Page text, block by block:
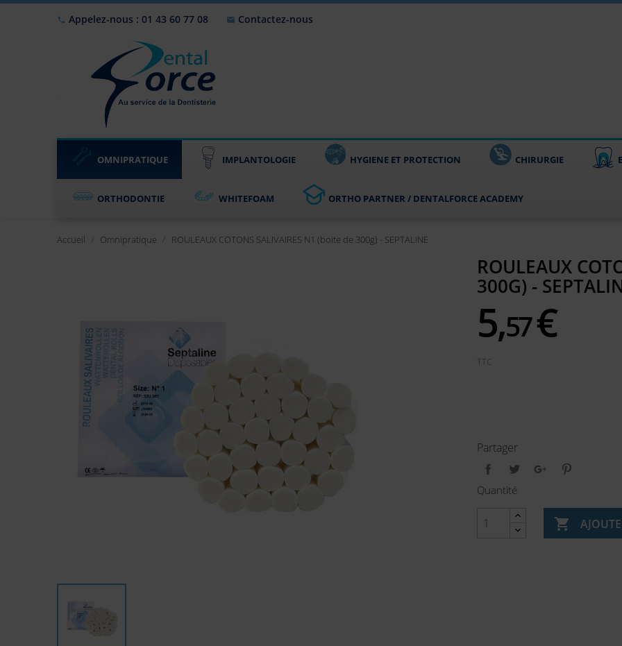
 Appelez-nous : 01 43 60 77 08  Contactez-nous
OMNIPRATIQUE IMPLANTOLOGIE HYGIENE ET PROTECTION CHIRURGIE
ORTHODONTIE WHITEFOAM ORTHO PARTNER / DENTALFORCE ACADEMY
Accueil Omnipratique ROULEAUX COTONS SALIVAIRES N1 (boite de 300g) - SEPTALINE
ROULEAUX
300G) -
5,57€
TTC
Partager
Quantité
